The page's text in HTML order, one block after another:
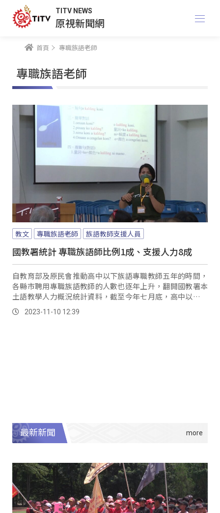
TITV NEWS
原視新聞網
首頁 專職族語老師
專職族語老師
教文 專職族語老師 族語教師支援人員
國教署統計 專職族語師比例1成、支援人力8成
自教育部及原民會推動高中以下族語專職教師五年的時間，
各縣市聘用專職族語教師的人數也逐年上升，翻開國教署本
土語教學人力概況統計資料，截至今年七月底，高中以下原
住民族語現職教師跟專職族語教師的比例都各占1成、而教學
支援人員卻將近占了8成；對此，就有族語老師表示，相較各
2023-11-10 12:39
最新新聞